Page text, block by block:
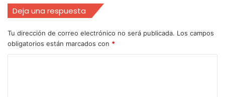
Deja una respuesta
Tu dirección de correo electrónico no será publicada. Los campos
obligatorios están marcados con *